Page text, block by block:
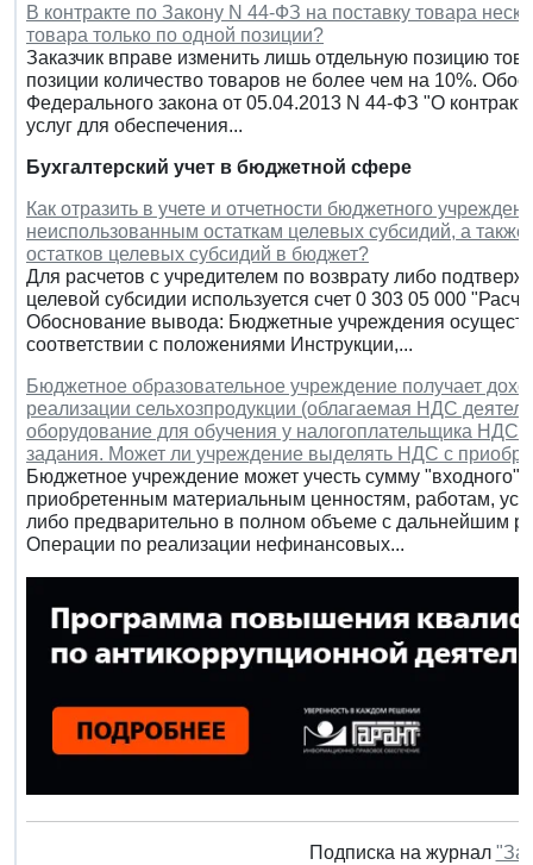
В контракте по Закону N 44-ФЗ на поставку товара
товара только по одной позиции?
Заказчик вправе изменить лишь отдельную позицию
позиции количество товаров не более чем на 10%.
Федерального закона от 05.04.2013 N 44-ФЗ "О
услуг для обеспечения...
Бухгалтерский учет в бюджетной сфере
Как отразить в учете и отчетности бюджетного
неиспользованным остаткам целевых субсидий, а
остатков целевых субсидий в бюджет?
Для расчетов с учредителем по возврату либо
целевой субсидии используется счет 0 303 05 000
Обоснование вывода: Бюджетные учреждения
соответствии с положениями Инструкции,...
Бюджетное образовательное учреждение получает
реализации сельхозпродукции (облагаемая НДС
оборудование для обучения у налогоплательщика
задания. Может ли учреждение выделять НДС с
Бюджетное учреждение может учесть сумму
приобретенным материальным ценностям, работам,
либо предварительно в полном объеме с дальнейшим
Операции по реализации нефинансовых...
Подписка на журнал